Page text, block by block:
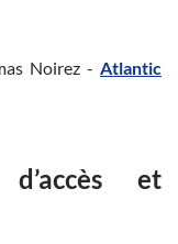
Noirez - Atlantic
et